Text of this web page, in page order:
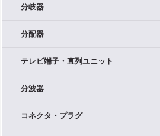
分岐器
分配器
テレビ端子・直列ユニット
分波器
コネクタ・プラグ